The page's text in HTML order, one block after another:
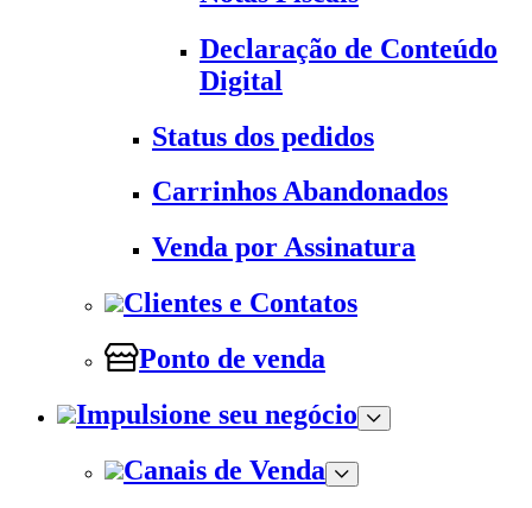
Declaração de Conteúdo
Digital
Status dos pedidos
Carrinhos Abandonados
Venda por Assinatura
Clientes e Contatos
Ponto de venda
Impulsione seu negócio
Canais de Venda